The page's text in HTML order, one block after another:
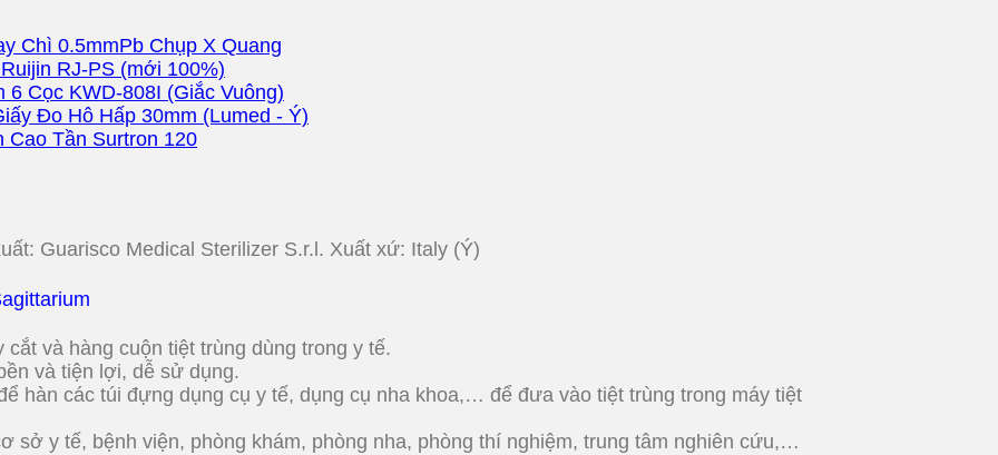
Chì 0.5mmPb Chụp X Quang
RJ-PS (mới 100%)
6 Cọc KWD-808I (Giắc Vuông)
Đo Hô Hấp 30mm (Lumed - Ý)
Cao Tần Surtron 120
Guarisco Medical Sterilizer S.r.l. Xuất xứ: Italy (Ý)
và hàng cuộn tiệt trùng dùng trong y tế.
và tiện lợi, dễ sử dụng.
hàn các túi đựng dụng cụ y tế, dụng cụ nha khoa,… để đưa vào tiệt trùng trong máy tiệt
sở y tế, bệnh viện, phòng khám, phòng nha, phòng thí nghiệm, trung tâm nghiên cứu,…